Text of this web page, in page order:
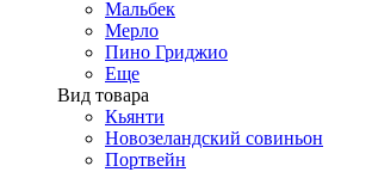
Мальбек
Мерло
Пино Гриджио
Еще
Вид товара
Кьянти
Новозеландский совиньон
Портвейн